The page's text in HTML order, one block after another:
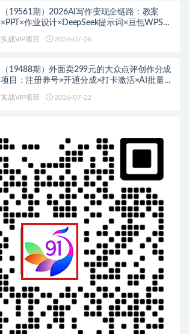
（19561期）2026AI写作变现全链路：教案
×PPT×作业设计×DeepSeek提示词×豆包WPS
实战VIP项目 2026-07-26
（19488期）外面卖299元的大众点评创作分成
项目：注册养号×开通分成×打卡激活×AI批量笔
实战VIP项目 2026-07-22